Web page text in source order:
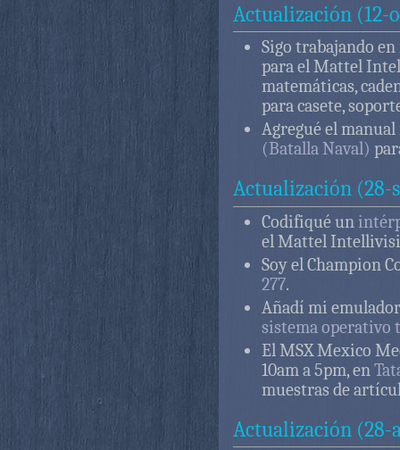
Actualización (12-
Sigo trabajando
para el Mattel
matemáticas,
para casete,
Agregué el
(Batalla Naval)
Actualización (28-
Codifiqué un
el Mattel
Soy el Champion
277.
Añadí mi
sistema operativo
El MSX Mexico
10am a 5pm, en
muestras de
Actualización (28-